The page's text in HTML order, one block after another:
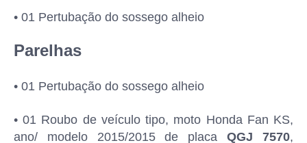
• 01 Pertubação do sossego alheio
Parelhas
• 01 Pertubação do sossego alheio
• 01 Roubo de veículo tipo, moto Honda Fan KS,
ano/ modelo 2015/2015 de placaQGJ 7570,